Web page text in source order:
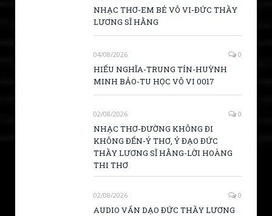
NHẠC THƠ-EM BÉ VÔ VI-ĐỨC THẦY
LƯƠNG SĨ HẰNG
04/08/2026 0
HIẾU NGHĨA-TRUNG TÍN-HUỲNH
MINH BẢO-TU HỌC VÔ VI 0017
02/08/2026 0
NHẠC THƠ-ĐƯỜNG KHÔNG ĐI
KHÔNG ĐẾN-Ý THƠ, Ý ĐẠO ĐỨC
THẦY LƯƠNG SĨ HẰNG-LỜI HOÀNG
THI THƠ
02/08/2026 0
AUDIO VẤN DẠO ĐỨC THẦY LƯƠNG